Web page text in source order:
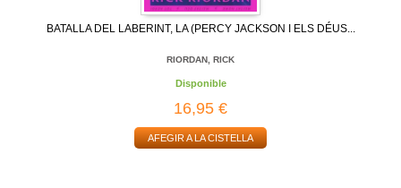
BATALLA DEL LABERINT, LA (PERCY JACKSON I ELS DÉUS...
RIORDAN, RICK
Disponible
16,95 €
AFEGIR A LA CISTELLA